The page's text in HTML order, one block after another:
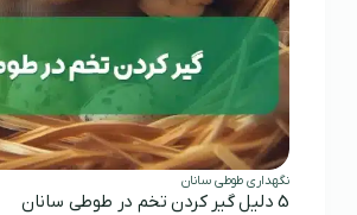
نگهداری طوطی سانان
5 دلیل گیر کردن تخم در طوطی سانان